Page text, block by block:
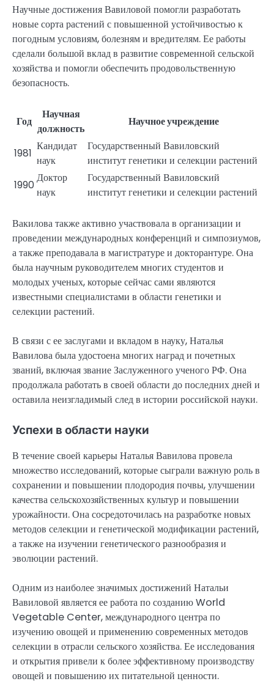
Научные достижения Вавиловой помогли разработать
новые сорта растений с повышенной устойчивостью к
погодным условиям, болезням и вредителям. Ее работы
сделали большой вклад в развитие современной сельской
хозяйства и помогли обеспечить продовольственную
безопасность.
Год
Научная
должность
Научное учреждение
1981
Кандидат
наук
Государственный Вавиловский
институт генетики и селекции растений
1990
Доктор
наук
Государственный Вавиловский
институт генетики и селекции растений
Вакилова также активно участвовала в организации и
проведении международных конференций и симпозиумов,
а также преподавала в магистратуре и докторантуре. Она
была научным руководителем многих студентов и
молодых ученых, которые сейчас сами являются
известными специалистами в области генетики и
селекции растений.
В связи с ее заслугами и вкладом в науку, Наталья
Вавилова была удостоена многих наград и почетных
званий, включая звание Заслуженного ученого РФ. Она
продолжала работать в своей области до последних дней и
оставила неизгладимый след в истории российской науки.
Успехи в области науки
В течение своей карьеры Наталья Вавилова провела
множество исследований, которые сыграли важную роль в
сохранении и повышении плодородия почвы, улучшении
качества сельскохозяйственных культур и повышении
урожайности. Она сосредоточилась на разработке новых
методов селекции и генетической модификации растений,
а также на изучении генетического разнообразия и
эволюции растений.
Одним из наиболее значимых достижений Натальи
Вавиловой является ее работа по созданию World
Vegetable Center, международного центра по
изучению овощей и применению современных методов
селекции в отрасли сельского хозяйства. Ее исследования
и открытия привели к более эффективному производству
овощей и повышению их питательной ценности.